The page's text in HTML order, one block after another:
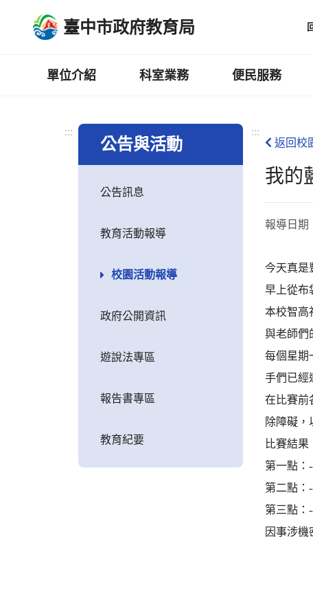
臺中市政府教育局
單位介紹 科室業務 便民服務
:::
公告與活動
公告訊息
教育活動報導
校園活動報導
政府公開資訊
遊說法專區
報告書專區
教育紀要
:::
返回校
我的
報導日期
今天真是
早上從布
本校智高
與老師們
每個星期
手們已經
在比賽前
除障礙，
比賽結果
第一點：
第二點：
第三點：
因事涉機